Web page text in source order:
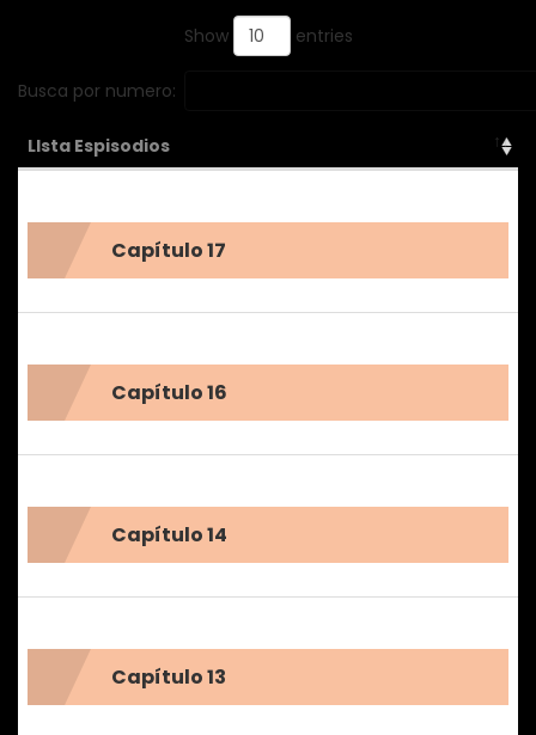
Show entries
Busca por numero:
LIsta Espisodios
Capítulo 17
Capítulo 16
Capítulo 14
Capítulo 13